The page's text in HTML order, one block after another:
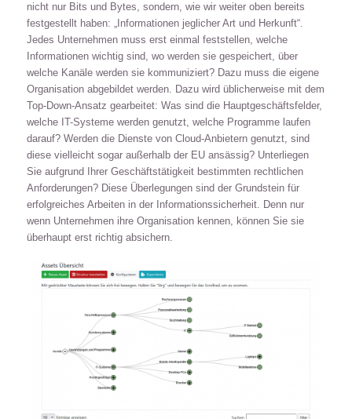
nicht nur Bits und Bytes, sondern, wie wir weiter oben bereits
festgestellt haben: „Informationen jeglicher Art und Herkunft“.
Jedes Unternehmen muss erst einmal feststellen, welche
Informationen wichtig sind, wo werden sie gespeichert, über
welche Kanäle werden sie kommuniziert? Dazu muss die eigene
Organisation abgebildet werden. Dazu wird üblicherweise mit dem
Top-Down-Ansatz gearbeitet: Was sind die Hauptgeschäftsfelder,
welche IT-Systeme werden genutzt, welche Programme laufen
darauf? Werden die Dienste von Cloud-Anbietern genutzt, sind
diese vielleicht sogar außerhalb der EU ansässig? Unterliegen
Sie aufgrund Ihrer Geschäftstätigkeit bestimmten rechtlichen
Anforderungen? Diese Überlegungen sind der Grundstein für
erfolgreiches Arbeiten in der Informationssicherheit. Denn nur
wenn Unternehmen ihre Organisation kennen, können Sie sie
überhaupt erst richtig absichern.